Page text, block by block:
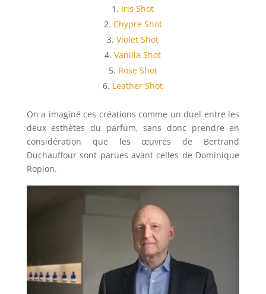
Iris Shot
Chypre Shot
Violet Shot
Vanilla Shot
Rose Shot
Leather Shot
On a imaginé ces créations comme un duel entre les
deux esthètes du parfum, sans donc prendre en
considération que les œuvres de Bertrand
Duchauffour sont parues avant celles de Dominique
Ropion.